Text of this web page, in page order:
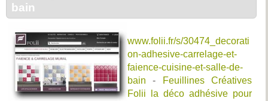
bain
www.folii.fr/s/30474_decorati
on-adhesive-carrelage-et-
faience-cuisine-et-salle-de-
bain -
Feuillines Créatives
Folii la déco adhésive pour